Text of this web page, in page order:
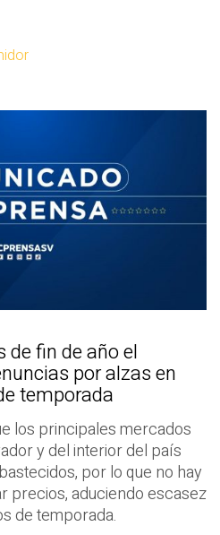
de fin de año el
por alzas en
temporada
los principales mercados
y del interior del país
por lo que no hay
precios, aduciendo escasez
de temporada.